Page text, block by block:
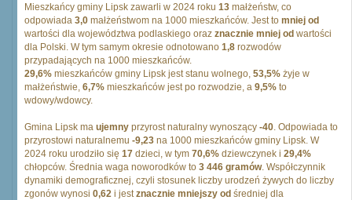
Mieszkańcy gminy Lipsk zawarli w 2024 roku 13 małżeństw, co
odpowiada 3,0 małżeństwom na 1000 mieszkańców. Jest to mniej od
wartości dla województwa podlaskiego oraz znacznie mniej od wartości
dla Polski. W tym samym okresie odnotowano 1,8 rozwodów
przypadających na 1000 mieszkańców.
29,6% mieszkańców gminy Lipsk jest stanu wolnego, 53,5% żyje w
małżeństwie, 6,7% mieszkańców jest po rozwodzie, a 9,5% to
wdowy/wdowcy.
Gmina Lipsk ma ujemny przyrost naturalny wynoszący -40 . Odpowiada to
przyrostowi naturalnemu -9,23 na 1000 mieszkańców gminy Lipsk. W
2024 roku urodziło się 17 dzieci, w tym 70,6% dziewczynek i 29,4%
chłopców. Średnia waga noworodków to 3 446 gramów. Współczynnik
dynamiki demograficznej, czyli stosunek liczby urodzeń żywych do liczby
zgonów wynosi 0,62 i jest znacznie mniejszy od średniej dla